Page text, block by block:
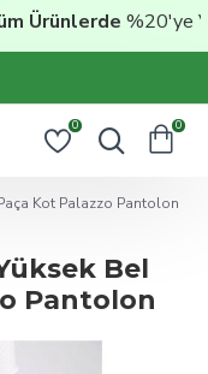
Ürünlerde%20'ye
0 0
Kot Palazzo Pantolon
Bel
Pantolon